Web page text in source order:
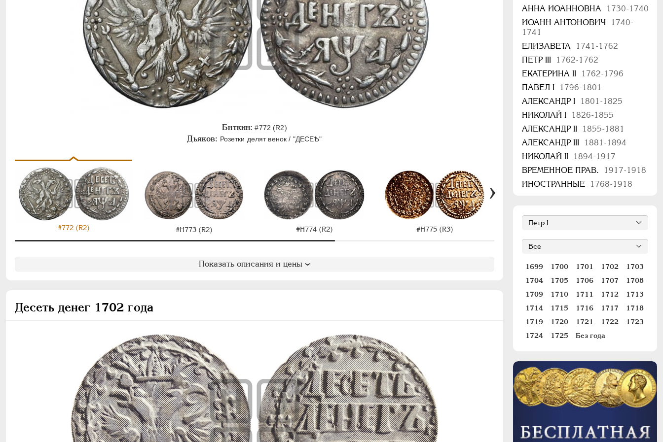
Биткин: #772 (R2)
Дьяков: Розетки делят венок / "ДЕСЕѢ"
#772 (R2) #H773 (R2) #H774 (R2) #H775 (R3)
Показать описания и цены
Десеть денег 1702 года
АННА ИОАННОВНА
1730-1740
ИОАНН АНТОНОВИЧ
1740-
1741
ЕЛИЗАВЕТА
1741-1762
ПЕТР III
1762-1762
ЕКАТЕРИНА II
1762-1796
ПАВЕЛ I
1796-1801
АЛЕКСАНДР I
1801-1825
НИКОЛАЙ I
1826-1855
АЛЕКСАНДР II
1855-1881
АЛЕКСАНДР III
1881-1894
НИКОЛАЙ II
1894-1917
ВРЕМЕННОЕ ПРАВ.
1917-1918
ИНОСТРАННЫЕ
1768-1918
1699 1700 1701 1702
1703
1704
1705 1706 1707
1708
1709
1710 1711 1712
1713
1714
1715 1716 1717
1718
1719
1720 1721 1722
1723
1724
1725 Без года